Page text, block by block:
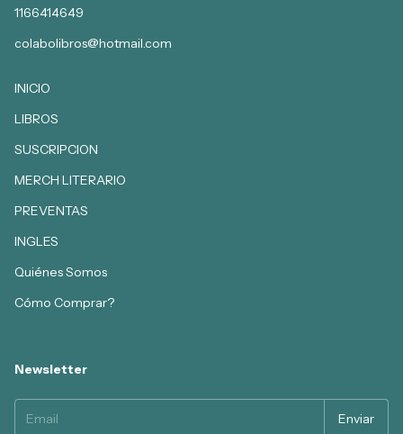
1166414649
colabolibros@hotmail.com
INICIO
LIBROS
SUSCRIPCION
MERCH LITERARIO
PREVENTAS
INGLES
Quiénes Somos
Cómo Comprar?
Newsletter